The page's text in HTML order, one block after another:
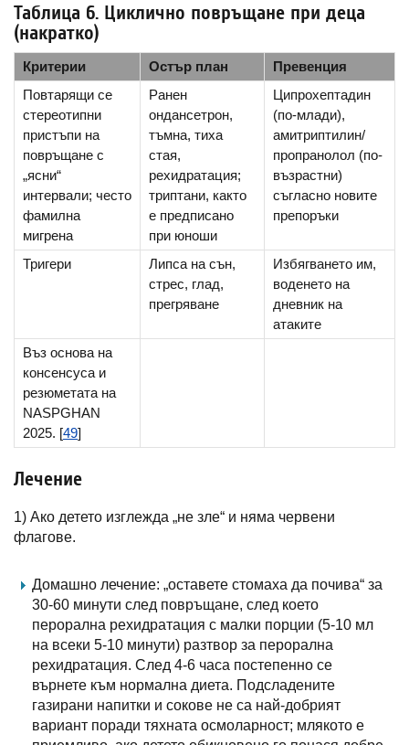
Таблица 6. Циклично повръщане при деца
(накратко)
Критерии Остър план
Превенция
Повтарящи се
стереотипни
пристъпи на
повръщане с
„ясни“
интервали; често
фамилна
мигрена
Ранен
ондансетрон,
тъмна, тиха
стая,
рехидратация;
триптани, както
е предписано
при юноши
Ципрохептадин
(по-млади),
амитриптилин/
пропранолол (по-
възрастни)
съгласно новите
препоръки
Тригери
Липса на сън,
стрес, глад,
прегряване
Избягването им,
воденето на
дневник на
атаките
Въз основа на
консенсуса и
резюметата на
NASPGHAN
2025. [49]
Лечение
1) Ако детето изглежда „не зле“ и няма червени
флагове.
Домашно лечение: „оставете стомаха да почива“ за
30-60 минути след повръщане, след което
перорална рехидратация с малки порции (5-10 мл
на всеки 5-10 минути) разтвор за перорална
рехидратация. След 4-6 часа постепенно се
върнете към нормална диета. Подсладените
газирани напитки и сокове не са най-добрият
вариант поради тяхната осмоларност; млякото е